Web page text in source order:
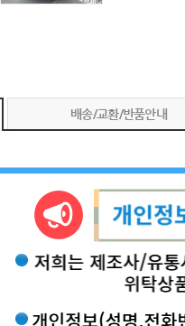
배송/교환/반품안내